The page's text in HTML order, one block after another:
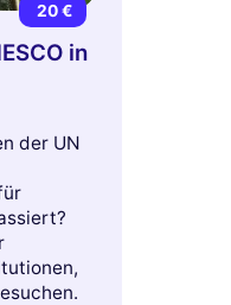
20 €
in
der UN